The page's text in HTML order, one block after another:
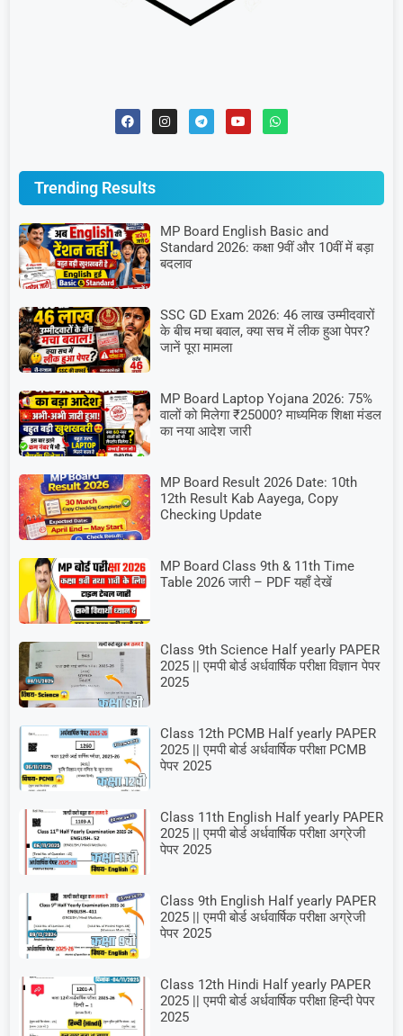
Trending Results
MP Board English Basic and
Standard 2026: कक्षा 9वीं और 10वीं में बड़ा
बदलाव
SSC GD Exam 2026: 46 लाख उम्मीदवारों
के बीच मचा बवाल, क्या सच में लीक हुआ पेपर?
जानें पूरा मामला
MP Board Laptop Yojana 2026: 75%
वालों को मिलेगा ₹25000? माध्यमिक शिक्षा मंडल
का नया आदेश जारी
MP Board Result 2026 Date: 10th
12th Result Kab Aayega, Copy
Checking Update
MP Board Class 9th & 11th Time
Table 2026 जारी – PDF यहाँ देखें
Class 9th Science Half yearly PAPER
2025 || एमपी बोर्ड अर्धवार्षिक परीक्षा विज्ञान पेपर
2025
Class 12th PCMB Half yearly PAPER
2025 || एमपी बोर्ड अर्धवार्षिक परीक्षा PCMB
पेपर 2025
Class 11th English Half yearly PAPER
2025 || एमपी बोर्ड अर्धवार्षिक परीक्षा अग्रेजी
पेपर 2025
Class 9th English Half yearly PAPER
2025 || एमपी बोर्ड अर्धवार्षिक परीक्षा अग्रेजी
पेपर 2025
Class 12th Hindi Half yearly PAPER
2025 || एमपी बोर्ड अर्धवार्षिक परीक्षा हिन्दी पेपर
2025